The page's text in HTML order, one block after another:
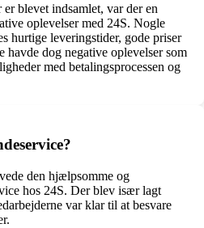
blevet indsamlet, var der en
oplevelser med 24S. Nogle
hurtige leveringstider, gode priser
havde dog negative oplevelser som
med betalingsprocessen og
den hjælpsomme og
hos 24S. Der blev især lagt
var klar til at besvare